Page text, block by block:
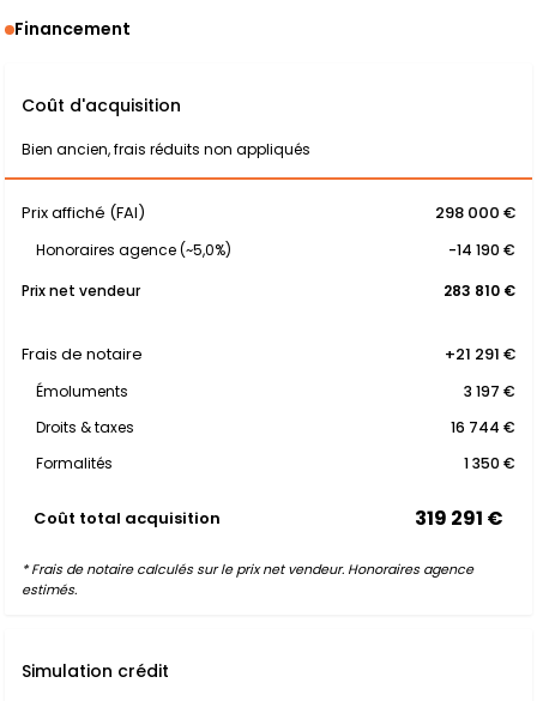
Financement
Coût d'acquisition
Bien ancien, frais réduits non appliqués
Prix affiché (FAI) 298 000 €
Honoraires agence (~5,0%)
-14 190 €
Prix net vendeur
283 810 €
Frais de notaire +21 291 €
Émoluments
3 197 €
Droits & taxes
16 744 €
Formalités
1 350 €
Coût total acquisition 319 291 €
* Frais de notaire calculés sur le prix net vendeur. Honoraires agence
estimés.
Simulation crédit